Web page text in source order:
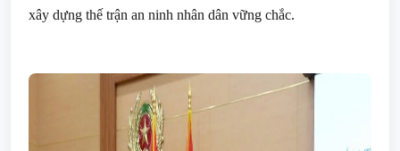
xây dựng thế trận an ninh nhân dân vững chắc.